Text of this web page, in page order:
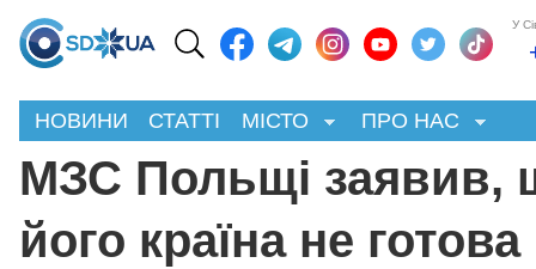
У
НОВИНИ СТАТТІ МІСТО ПРО НАС
МЗС Польщі заявив,
його країна не готова